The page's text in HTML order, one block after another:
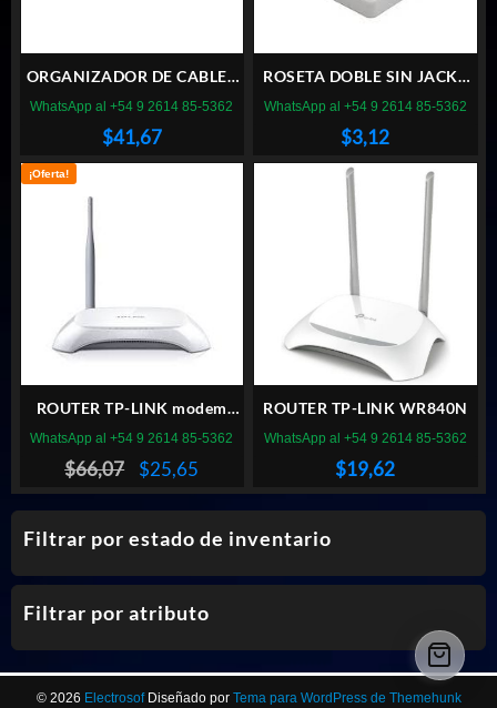
Filtrar por estado de inventario
Filtrar por atributo
ORGANIZADOR DE CABLES
FURUKAWA
$41,67
WhatsApp al +54 9 2614 85-5362
ROSETA DOBLE SIN JACKS
GENERICA
$3,12
WhatsApp al +54 9 2614 85-5362
¡Oferta!
ROUTER TP-LINK modem
ADSL TD-W8901N 150 MBPS
$66,07
El
precio
original
era:
$25,65
precio
actual
es:
WhatsApp al +54 9 2614 85-5362
ROUTER TP-LINK WR840N
$19,62
WhatsApp al +54 9 2614 85-5362
© 2026 Electrosof Diseñado por Tema para WordPress de Themehunk